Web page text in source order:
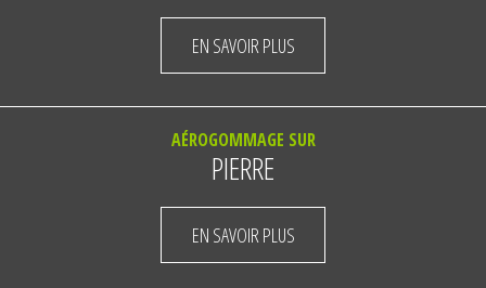
EN SAVOIR PLUS
AÉROGOMMAGE SUR
PIERRE
EN SAVOIR PLUS